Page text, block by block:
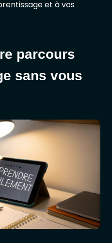
et à vos
parcours
sans vous